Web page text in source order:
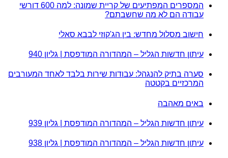
המספרים המפתיעים של קריית שמונה: למה 600 דורשי
עבודה הם לא מה שחשבתם?
חישוב מסלול מחדש: בין הג'קוזי לבבא סאלי
עיתון חדשות הגליל – המהדורה המודפסת | גליון 940
סערה בתיק להנגהל: עבודות שירות בלבד לאחד המעורבים
המרכזיים בקטטה
באים מאהבה
עיתון חדשות הגליל – המהדורה המודפסת | גליון 939
עיתון חדשות הגליל – המהדורה המודפסת | גליון 938